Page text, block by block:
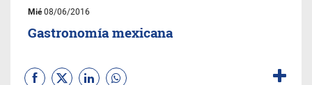
Mié08/06/2016
Gastronomía mexicana